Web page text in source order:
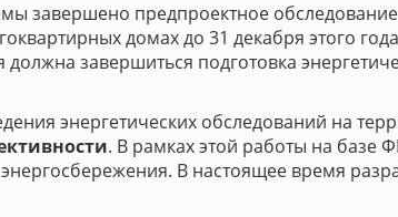
завершено предпроектное обследование
домах до 31 декабря этого
завершиться подготовка
энергетических обследований на
. В рамках этой работы на базе
В настоящее время